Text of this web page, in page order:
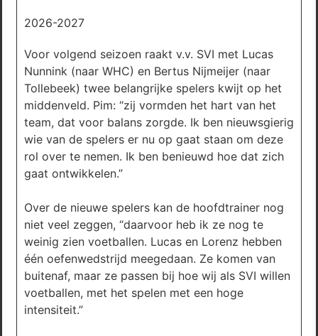
2026-2027
Voor volgend seizoen raakt v.v. SVI met Lucas
Nunnink (naar WHC) en Bertus Nijmeijer (naar
Tollebeek) twee belangrijke spelers kwijt op het
middenveld. Pim: “zij vormden het hart van het
team, dat voor balans zorgde. Ik ben nieuwsgierig
wie van de spelers er nu op gaat staan om deze
rol over te nemen. Ik ben benieuwd hoe dat zich
gaat ontwikkelen.”
Over de nieuwe spelers kan de hoofdtrainer nog
niet veel zeggen, “daarvoor heb ik ze nog te
weinig zien voetballen. Lucas en Lorenz hebben
één oefenwedstrijd meegedaan. Ze komen van
buitenaf, maar ze passen bij hoe wij als SVI willen
voetballen, met het spelen met een hoge
intensiteit.”